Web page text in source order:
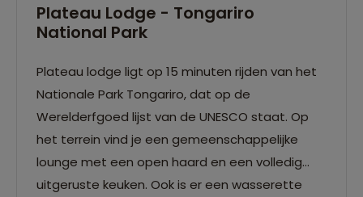
Plateau Lodge - Tongariro
National Park
Plateau lodge ligt op 15 minuten rijden van het
Nationale Park Tongariro, dat op de
Werelderfgoed lijst van de UNESCO staat. Op
het terrein vind je een gemeenschappelijke
lounge met een open haard en een volledig
uitgeruste keuken. Ook is er een wasserette